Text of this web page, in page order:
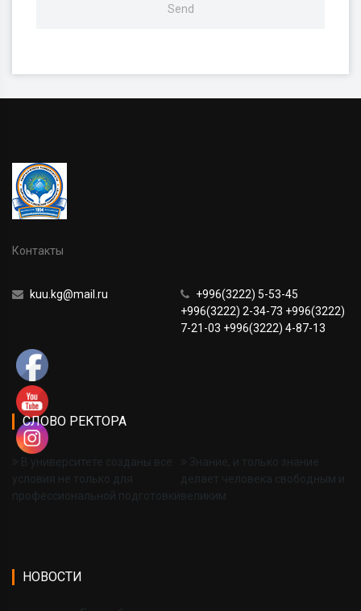
Контакты
kuu.kg@mail.ru
+996(3222) 5-53-45
+996(3222) 2-34-73 +996(3222)
7-21-03 +996(3222) 4-87-13
СЛОВО РЕКТОРА
В университете созданы все
условия не только для
профессиональной подготовки
Знание, и только знание
делает человека свободным и
великим
НОВОСТИ